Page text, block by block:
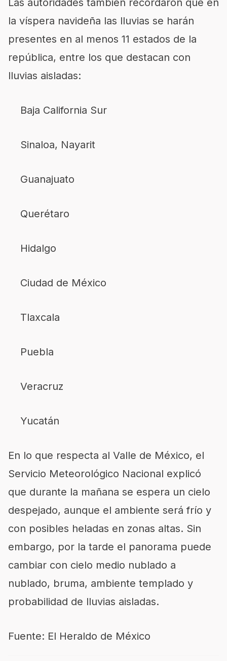
Las autoridades también recordaron que en
la víspera navideña las lluvias se harán
presentes en al menos 11 estados de la
república, entre los que destacan con
lluvias aisladas:
Baja California Sur
Sinaloa, Nayarit
Guanajuato
Querétaro
Hidalgo
Ciudad de México
Tlaxcala
Puebla
Veracruz
Yucatán
En lo que respecta al Valle de México, el
Servicio Meteorológico Nacional explicó
que durante la mañana se espera un cielo
despejado, aunque el ambiente será frío y
con posibles heladas en zonas altas. Sin
embargo, por la tarde el panorama puede
cambiar con cielo medio nublado a
nublado, bruma, ambiente templado y
probabilidad de lluvias aisladas.
Fuente: El Heraldo de México